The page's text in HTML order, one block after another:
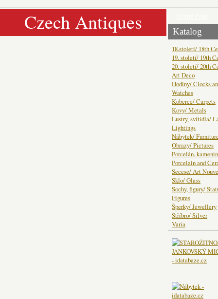
Czech Antiques Katalog
18.století/ 18th
19. století/ 19th
20. století/ 20th
Art Deco
Hodiny/ Clocks
Watches
Koberce/ Carpets
Kovy/ Metals
Lustry, svítidla/
Lightings
Nábytek/
Obrazy/ Pictures
Porcelán,
Porcelain and
Secese/ Art
Sklo/ Glass
Sochy, figury/
Figures
Šperky/ Jewellery
Stříbro/ Silver
Varia